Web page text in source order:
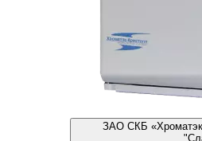
ЗАО СКБ